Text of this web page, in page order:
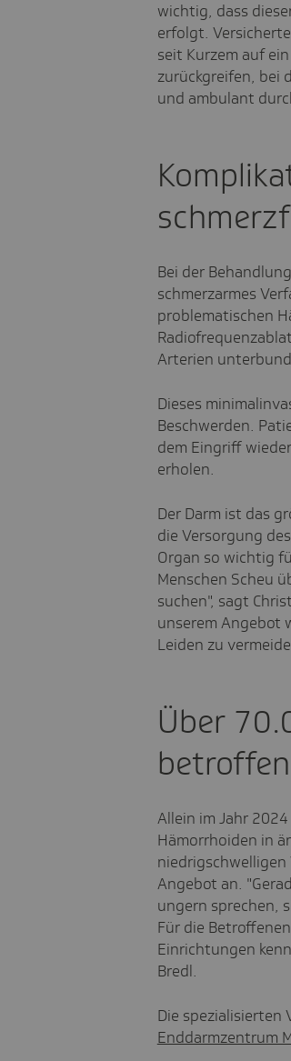
wichtig, dass
erfolgt.
seit Kurzem auf
zurückgreifen, bei
und ambulant
Bei der
schmerzarmes
problematischen
Arterien
Dieses
Beschwerden.
dem Eingriff
erholen.
Der Darm ist das
die Versorgung
Organ so wichtig
Menschen Scheu
suchen", sagt
unserem Angebot
Leiden zu
Über
betroffen
Allein im Jahr
Hämorrhoiden in
Angebot an.
ungern sprechen,
Für die
Einrichtungen
Bredl.
Die spezialisierten
Enddarmzentrum